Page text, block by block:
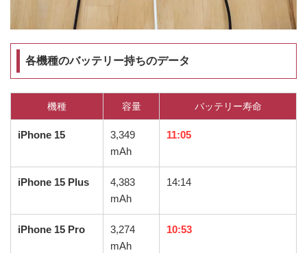
各機種のバッテリー持ちのデータ
機種 容量 バッテリー寿命
iPhone 15
3,349
mAh
11:05
iPhone 15 Plus
4,383
mAh
14:14
iPhone 15 Pro
3,274
mAh
10:53